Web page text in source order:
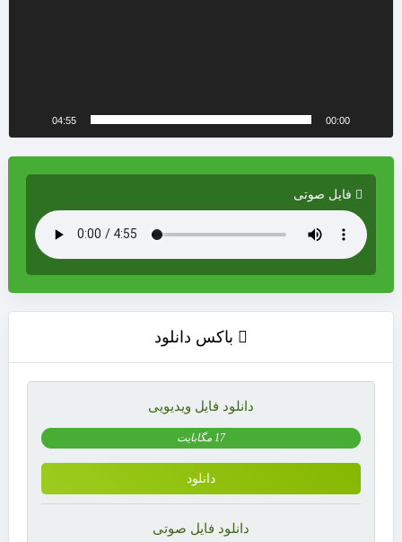
00:00
04:55
فایل صوتی
باکس دانلود
دانلود فایل ویدیویی
17 مگابایت
دانلود
دانلود فایل صوتی